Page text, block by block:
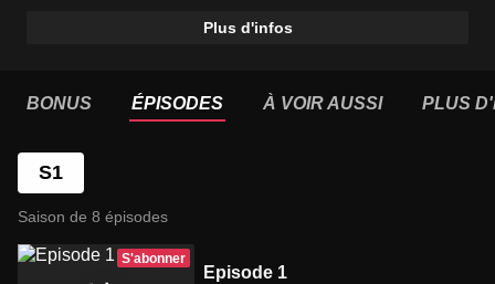
Plus d'infos
BONUS ÉPISODES À VOIR AUSSI PLUS
S1
Saison de 8 épisodes
S'abonner
Episode 1